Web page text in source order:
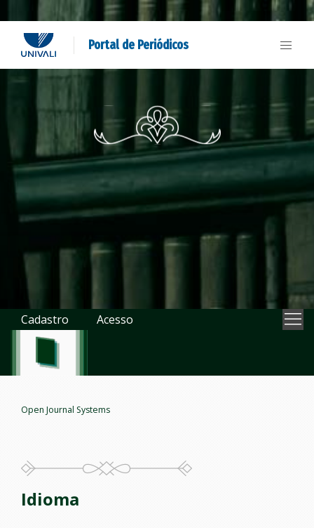
Portal de Periódicos
Cadastro Acesso
Open Journal Systems
Idioma